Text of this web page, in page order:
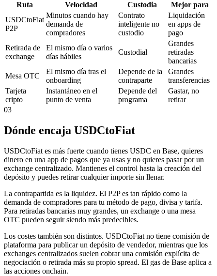
Ruta Velocidad Custodia
Mejor para
USDCtoFiat
P2P
Minutos cuando hay
demanda de
compradores
Contrato
inteligente no
custodio
Liquidación
en apps de
pago
Retirada de
exchange
El mismo día o varios
días hábiles
Custodial
Grandes
retiradas
bancarias
Mesa OTC
El mismo día tras el
onboarding
Depende de la
contraparte
Grandes
transferencias
Tarjeta
cripto
Instantáneo en el
punto de venta
Depende del
programa
Gastar, no
retirar
03
Dónde encaja USDCtoFiat
USDCtoFiat es más fuerte cuando tienes USDC en Base, quieres
dinero en una app de pagos que ya usas y no quieres pasar por un
exchange centralizado. Mantienes el control hasta la creación del
depósito y puedes retirar cualquier importe sin llenar.
La contrapartida es la liquidez. El P2P es tan rápido como la
demanda de compradores para tu método de pago, divisa y tarifa.
Para retiradas bancarias muy grandes, un exchange o una mesa
OTC pueden seguir siendo más predecibles.
Los costes también son distintos. USDCtoFiat no tiene comisión de
plataforma para publicar un depósito de vendedor, mientras que los
exchanges centralizados suelen cobrar una comisión explícita de
negociación o retirada más su propio spread. El gas de Base aplica a
las acciones onchain.